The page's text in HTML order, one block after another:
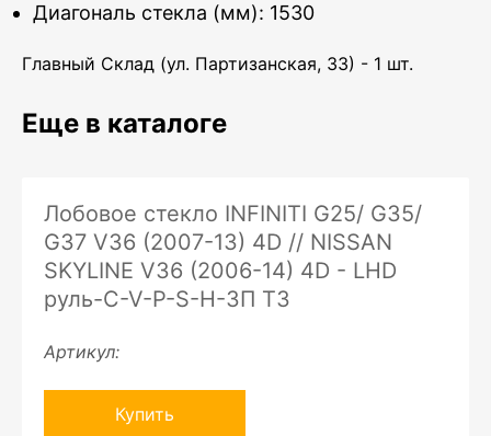
Диагональ стекла (мм): 1530
Главный Склад (ул. Партизанская, 33) - 1 шт.
Еще в каталоге
Лобовое стекло INFINITI G25/ G35/
G37 V36 (2007-13) 4D // NISSAN
SKYLINE V36 (2006-14) 4D - LHD
руль-C-V-P-S-H-ЗП ТЗ
Артикул:
Купить